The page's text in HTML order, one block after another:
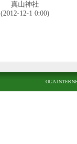
真山神社
(2012-12-1 0:00)
OGA